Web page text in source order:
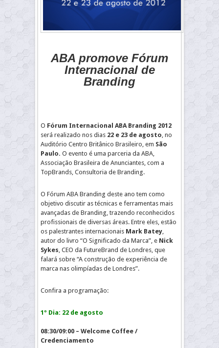
ABA promove Fórum
Internacional de
Branding
O Fórum Internacional ABA Branding 2012
será realizado nos dias 22 e 23 de agosto , no
Auditório Centro Britânico Brasileiro, em São
Paulo. O evento é uma parceria da ABA,
Associação Brasileira de Anunciantes, com a
TopBrands, Consultoria de Branding.
O Fórum ABA Branding deste ano tem como
objetivo discutir as técnicas e ferramentas mais
avançadas de Branding, trazendo reconhecidos
profissionais de diversas áreas. Entre eles, estão
os palestrantes internacionais Mark Batey
autor do livro “O Significado da Marca”, e Nick
Sykes , CEO da FutureBrand de Londres, que
falará sobre “A construção de experiência de
marca nas olimpíadas de Londres”.
Confira a programação:
1º Dia: 22 de agosto
08:30/09:00 – Welcome Coffee /
Credenciamento